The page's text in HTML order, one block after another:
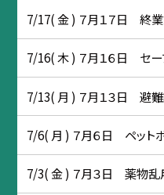
7/17( 金 ) ７月１７日 終
7/16( 木 ) ７月１６日 セー
7/13( 月 ) ７月１３日 避
7/6( 月 ) ７月６日 ペット
7/3( 金 ) ７月３日 薬物乱